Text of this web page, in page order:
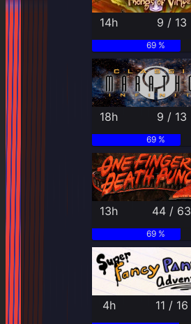
14h 9 / 13
69 %
18h 9 / 13
69 %
13h 44 / 63
69 %
4h 11 / 16